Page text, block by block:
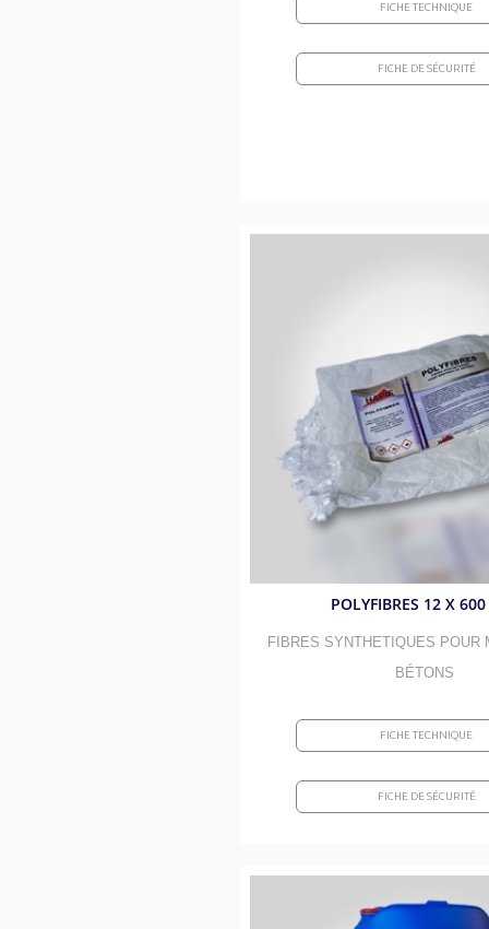
FICHE TECHNIQUE
FICHE DE SÉCURITÉ
POLYFIBRES 12 X 600
FIBRES SYNTHETIQUES POUR
BÉTONS
FICHE TECHNIQUE
FICHE DE SÉCURITÉ